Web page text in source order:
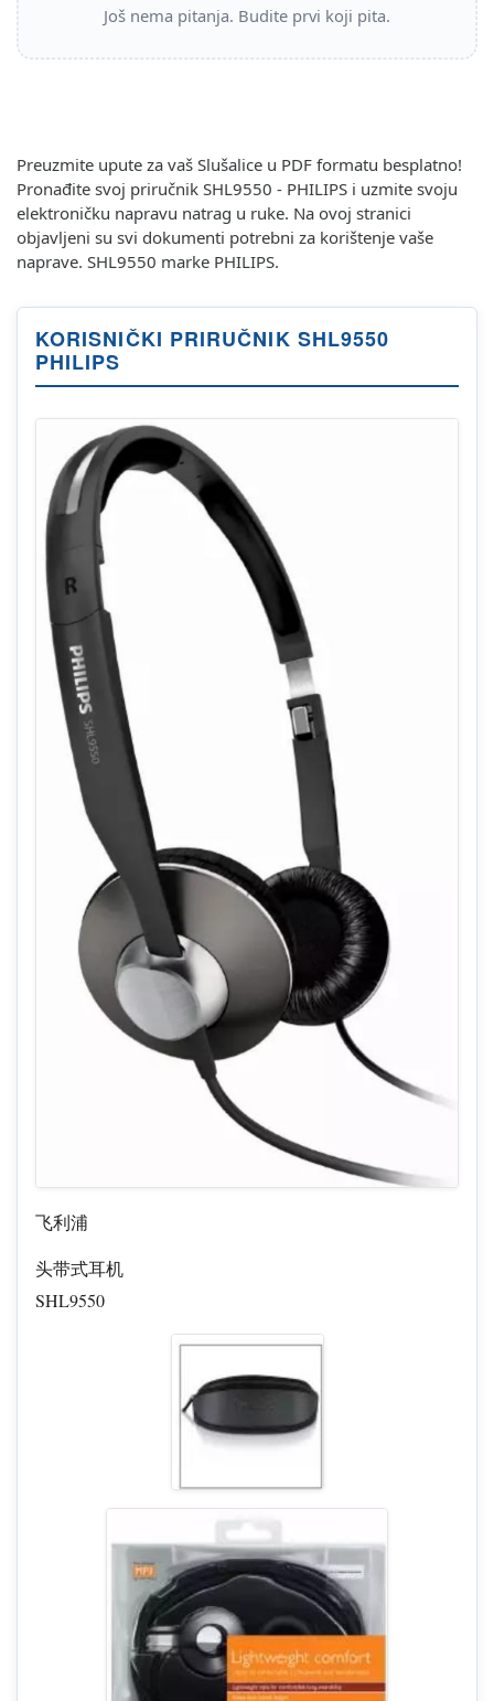
Još nema pitanja. Budite prvi koji pita.
Preuzmite upute za vaš Slušalice u PDF formatu besplatno!
Pronađite svoj priručnik SHL9550 - PHILIPS i uzmite svoju
elektroničku napravu natrag u ruke. Na ovoj stranici
objavljeni su svi dokumenti potrebni za korištenje vaše
naprave. SHL9550 marke PHILIPS.
KORISNIČKI PRIRUČNIK SHL9550
PHILIPS
飞利浦
头带式耳机
SHL9550